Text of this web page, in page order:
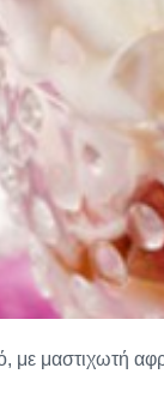
με μαστιχωτή